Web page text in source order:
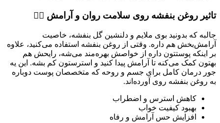
تاثیر روغن بنفشه روی سلامت روان و آرامش 🧘‍♀️
جالبه که بدونید بوی ملایم و دلنشین گل بنفشه، خاصیت
آرامش‌بخش هم داره. وقتی از روغن بنفشه استفاده می‌کنید، علاوه
بر اینکه پوستتون داره از خواصش بهره‌مند می‌شه، رایحش هم
بهتون کمک می‌کنه تا آرامش پیدا کنید و استرستون کم بشه. این یه
جور درمان کامل برای جسم و روحه که متخصصان پوست دوباره
به روغن بنفشه روی آورده‌اند.
کاهش استرس و اضطراب
بهبود کیفیت خواب
افزایش حس آرامش و رفاه